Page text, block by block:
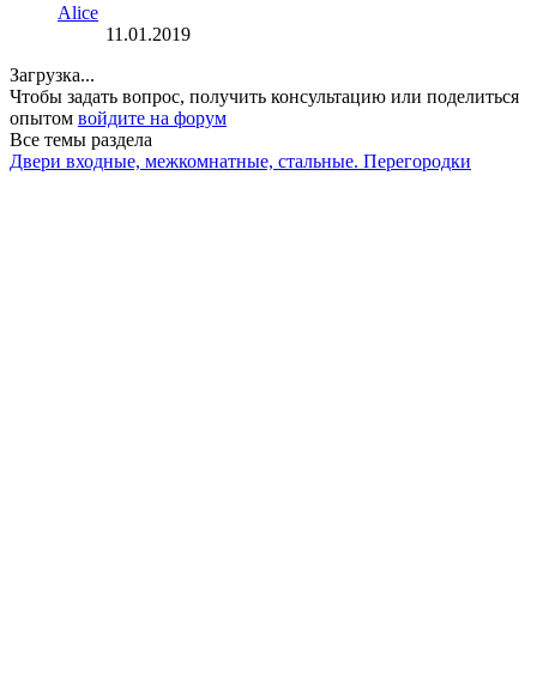
Alice
11.01.2019
Загрузка...
Чтобы задать вопрос, получить консультацию или поделиться
опытом войдите на форум
Все темы раздела
Двери входные, межкомнатные, стальные. Перегородки